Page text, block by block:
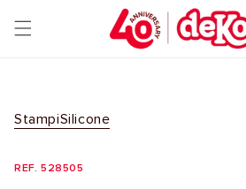
direttamente
ai contenuti
StampiSilicone
REF. 528505